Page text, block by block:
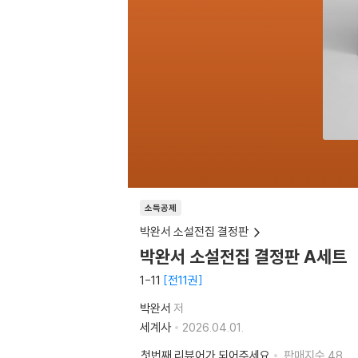
소득공제
박완서 소설전집 결정판
박완서 소설전집 결정판 A세트
1-11 전11권
박완서 저
세계사
2026.04.01.